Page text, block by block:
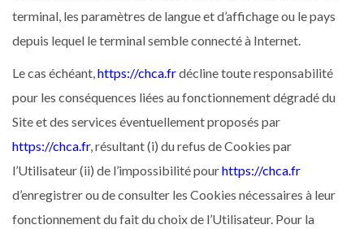
terminal, les paramètres de langue et d’affichage ou le pays
depuis lequel le terminal semble connecté à Internet.
Le cas échéant,https://chca.frdécline toute responsabilité
pour les conséquences liées au fonctionnement dégradé du
Site et des services éventuellement proposés par
https://chca.fr, résultant (i) du refus de Cookies par
l’Utilisateur (ii) de l’impossibilité pourhttps://chca.fr
d’enregistrer ou de consulter les Cookies nécessaires à leur
fonctionnement du fait du choix de l’Utilisateur. Pour la